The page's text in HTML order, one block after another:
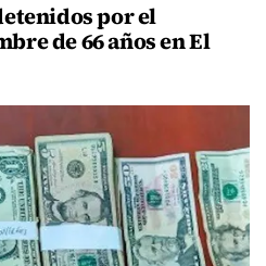
por el
de 66 años en El